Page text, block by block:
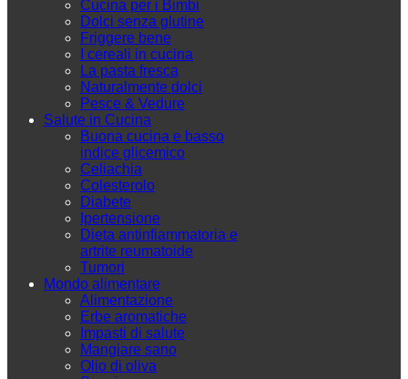
Cucina per i Bimbi
Dolci senza glutine
Friggere bene
I cereali in cucina
La pasta fresca
Naturalmente dolci
Pesce & Vedure
Salute in Cucina
Buona cucina e basso
indice glicemico
Celiachia
Colesterolo
Diabete
Ipertensione
Dieta antinfiammatoria e
artrite reumatoide
Tumori
Mondo alimentare
Alimentazione
Erbe aromatiche
Impasti di salute
Mangiare sano
Olio di oliva